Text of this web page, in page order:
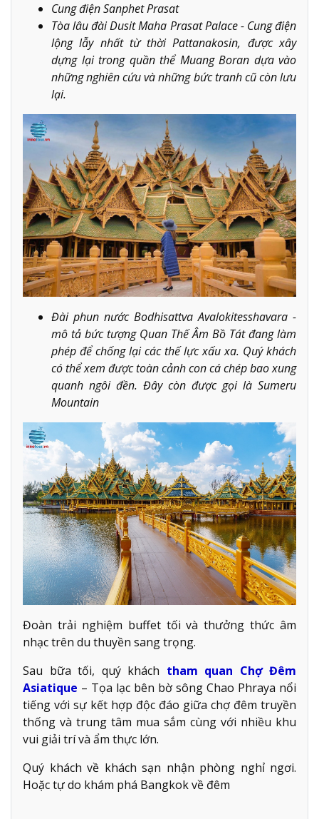
Cung điện Sanphet Prasat
Tòa lâu đài Dusit Maha Prasat Palace - Cung điện
lộng lẫy nhất từ thời Pattanakosin, được xây
dựng lại trong quần thể Muang Boran dựa vào
những nghiên cứu và những bức tranh cũ còn lưu
lại.
Đài phun nước Bodhisattva Avalokitesshavara -
mô tả bức tượng Quan Thế Âm Bồ Tát đang làm
phép để chống lại các thế lực xấu xa. Quý khách
có thể xem được toàn cảnh con cá chép bao xung
quanh ngôi đền. Đây còn được gọi là Sumeru
Mountain
Đoàn trải nghiệm buffet tối và thưởng thức âm
nhạc trên du thuyền sang trọng.
Sau bữa tối, quý khách tham quan Chợ Đêm
Asiatique – Tọa lạc bên bờ sông Chao Phraya nổi
tiếng với sự kết hợp độc đáo giữa chợ đêm truyền
thống và trung tâm mua sắm cùng với nhiều khu
vui giải trí và ẩm thực lớn.
Quý khách về khách sạn nhận phòng nghỉ ngơi.
Hoặc tự do khám phá Bangkok về đêm